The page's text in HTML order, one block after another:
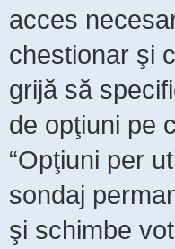
acces
chestionar şi
grijă să
de opţiuni pe
“Opţiuni per
sondaj
şi schimbe